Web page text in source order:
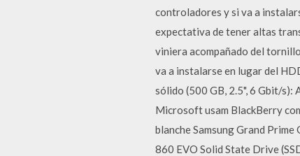
controladores y si va a
expectativa de tener altas
viniera acompañado del
va a instalarse en lugar del
sólido (500 GB, 2.5", 6 Gbit/s):
Microsoft usam BlackBerry
blanche Samsung Grand
860 EVO Solid State Drive